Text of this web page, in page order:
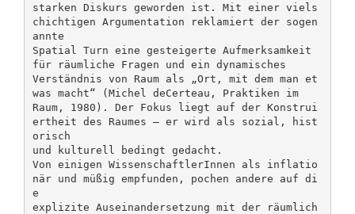
starken Diskurs geworden ist. Mit einer viels
chichtigen Argumentation reklamiert der sogen
annte
Spatial Turn eine gesteigerte Aufmerksamkeit
für räumliche Fragen und ein dynamisches
Verständnis von Raum als „Ort, mit dem man et
was macht“ (Michel deCerteau, Praktiken im
Raum, 1980). Der Fokus liegt auf der Konstrui
ertheit des Raumes – er wird als sozial, hist
orisch
und kulturell bedingt gedacht.
Von einigen WissenschaftlerInnen als inflatio
när und müßig empfunden, pochen andere auf di
e
explizite Auseinandersetzung mit der räumlich